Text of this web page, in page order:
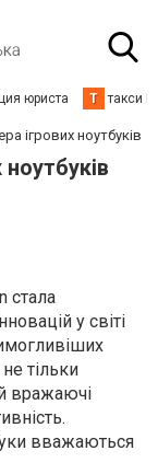
юриста Т такси
ігрових ноутбуків
стала
у світі
тільки
вражаючі
вважаються